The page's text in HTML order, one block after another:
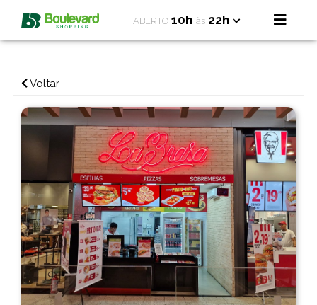
ABERTO 10h às 22h
Voltar